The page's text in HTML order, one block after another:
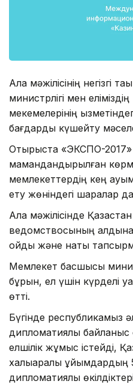
Алқа мәжілісінің негізгі
министрлігі мен
мекемелерінің
бағдарды күшейту
Отырыста «ЭКСПО-2017»
мамандандырылған
мемлекеттердің кең
ету жөніндегі шаралар
Алқа мәжілісінде
ведомствосының алдына
қойды және нақты
Мемлекет басшысы
бұрын, ел үшін күрделі
өтті.
Бүгінде республикамыз
дипломатиялық
елшілік жұмыс істейді,
халықаралық ұйымдардың
дипломатиялық